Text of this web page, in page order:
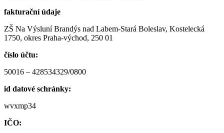
fakturační údaje
ZŠ Na Výsluní Brandýs nad Labem-Stará Boleslav, Kostelecká
1750, okres Praha-východ, 250 01
číslo účtu:
50016 – 428534329/0800
id datové schránky:
wvxmp34
IČO: